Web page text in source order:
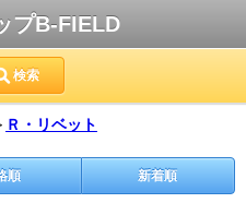
プB-FIELD
検索
Ｒ・リベット
順 新着順